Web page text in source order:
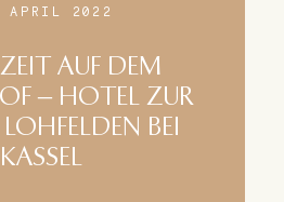
APRIL 2022
AUF DEM
– HOTEL ZUR
BEI
KASSEL